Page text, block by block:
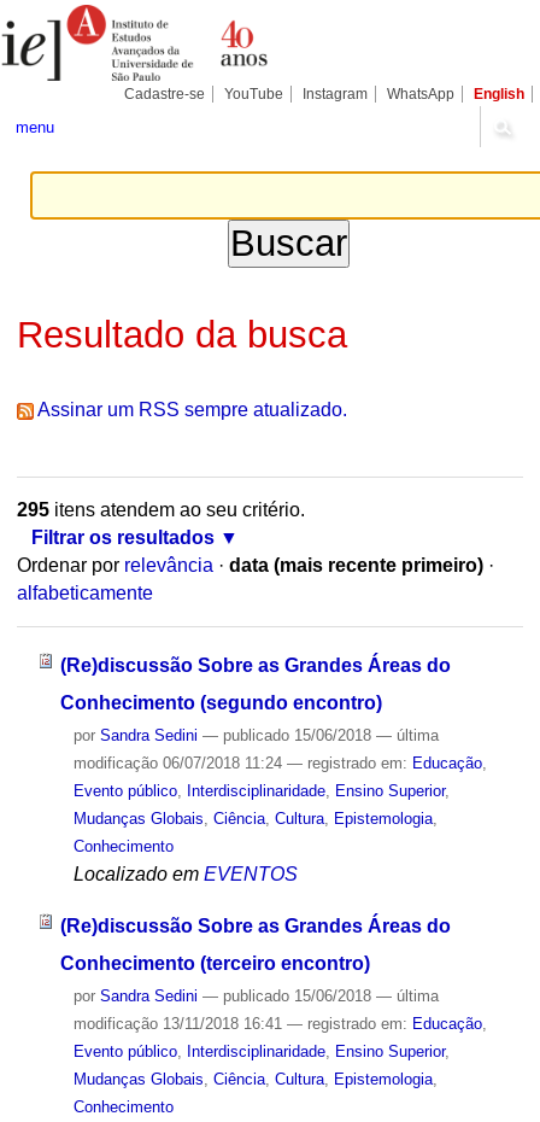
para
conteúdo.
Pessoais
Cadastre-se YouTube Instagram WhatsApp English
menu
Resultado da busca
Assinar um RSS sempre atualizado.
295itens atendem ao seu critério.
Filtrar os resultados
Ordenar por relevância · data (mais recente primeiro) ·
alfabeticamente
(Re)discussão Sobre as Grandes Áreas do
Conhecimento (segundo encontro)
por Sandra Sedini — publicado15/06/2018 — última
modificação06/07/2018 11:24 — registrado em: Educação,
Evento público, Interdisciplinaridade, Ensino Superior,
Mudanças Globais Ciência, Cultura, Epistemologia,
Conhecimento
Localizado em EVENTOS
(Re)discussão Sobre as Grandes Áreas do
Conhecimento (terceiro encontro)
por Sandra Sedini — publicado15/06/2018 — última
modificação13/11/2018 16:41 — registrado em: Educação,
Evento público, Interdisciplinaridade, Ensino Superior,
Mudanças Globais Ciência, Cultura, Epistemologia,
Conhecimento